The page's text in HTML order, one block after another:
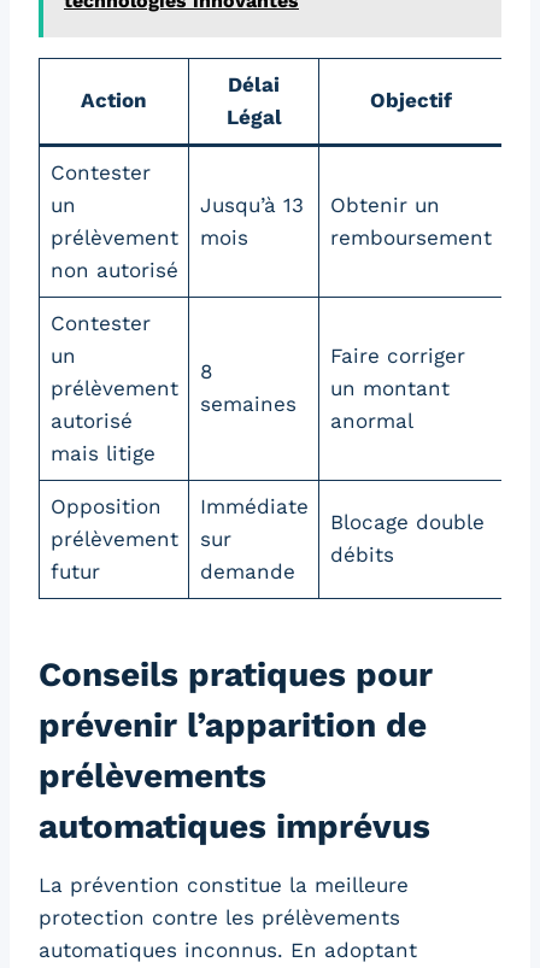
Action
Délai
Légal
Objectif
Contester
un
prélèvement
non autorisé
Jusqu’à 13
mois
Obtenir un
remboursement
Contester
un
prélèvement
autorisé
mais litige
8
semaines
Faire corriger
un montant
anormal
Opposition
prélèvement
futur
Immédiate
sur
demande
Blocage double
débits
Conseils pratiques pour
prévenir l’apparition de
prélèvements
automatiques imprévus
La prévention constitue la meilleure
protection contre les prélèvements
automatiques inconnus. En adoptant